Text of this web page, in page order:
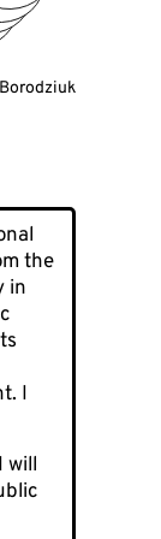
the
in
I
will